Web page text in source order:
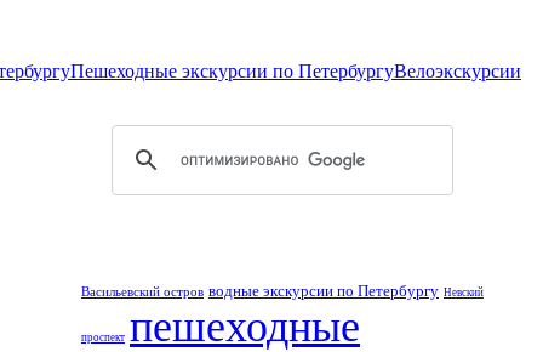
Пешеходные экскурсии по ПетербургуВелоэкскурсии
Васильевский остров водные экскурсии по Петербургу Невский
проспект пешеходные